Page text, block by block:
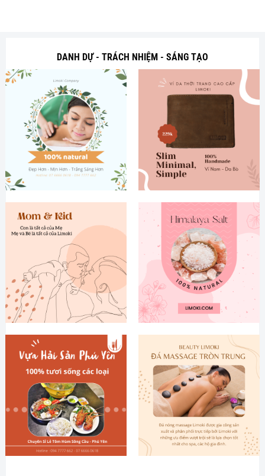
DANH DỰ - TRÁCH NHIỆM - SÁNG TẠO